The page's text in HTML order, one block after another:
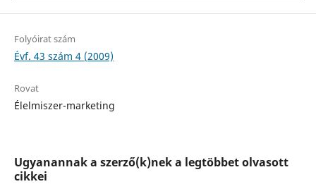
Folyóirat szám
Évf. 43 szám 4 (2009)
Rovat
Élelmiszer-marketing
Ugyanannak a szerző(k)nek a legtöbbet olvasott
cikkei